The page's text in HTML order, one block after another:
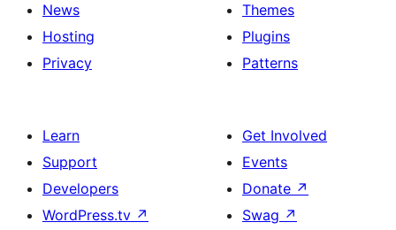
News
Hosting
Privacy
Themes
Plugins
Patterns
Learn
Support
Developers
WordPress.tv ↗
Get Involved
Events
Donate ↗
Swag ↗